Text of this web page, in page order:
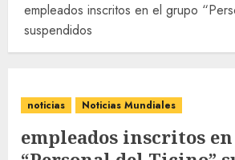
empleados inscritos en el grupo
suspendidos
noticias Noticias Mundiales
empleados inscritos